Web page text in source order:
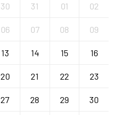
30 31 01 02
06 07 08 09
13 14 15 16
20 21 22 23
27 28 29 30